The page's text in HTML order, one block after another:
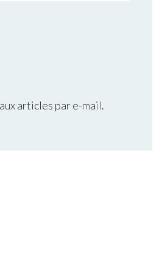
articles par e-mail.